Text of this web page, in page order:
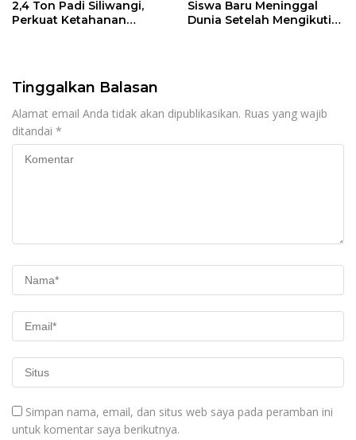
2,4 Ton Padi Siliwangi,
Perkuat Ketahanan
Siswa Baru Meninggal
Dunia Setelah Mengikuti
Tinggalkan Balasan
Alamat email Anda tidak akan dipublikasikan. Ruas yang wajib
ditandai *
Simpan nama, email, dan situs web saya pada peramban ini
untuk komentar saya berikutnya.